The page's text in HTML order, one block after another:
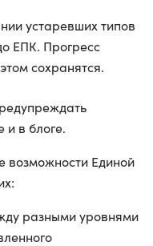
устаревших типов
ЕПК. Прогресс
сохранятся.
и в блоге.
возможности Единой
разными уровнями